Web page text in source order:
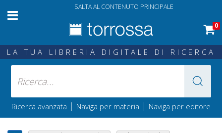
SALTA AL CONTENUTO PRINCIPALE
0
LA TUA LIBRERIA DIGITALE DI RICERCA
Ricerca avanzata | Naviga per materia | Naviga per editore